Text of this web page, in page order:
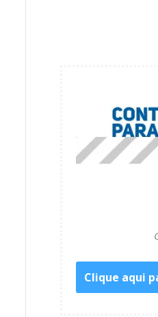
Clique aqui